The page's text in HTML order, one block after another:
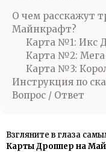
О чем расскажут
Майнкрафт?
Карта №1: Икс
Карта №2: Мега
Карта №3:
Инструкция по
Вопрос / Ответ
Взгляните в глаза
Карты Дроппер на